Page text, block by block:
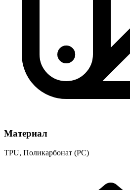
Материал
TPU, Поликарбонат (PC)